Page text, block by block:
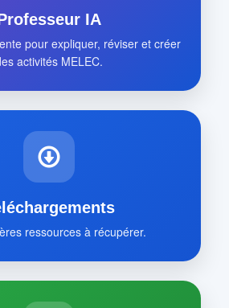
IA
pour expliquer, réviser et créer
activités MELEC.
ressources à récupérer.